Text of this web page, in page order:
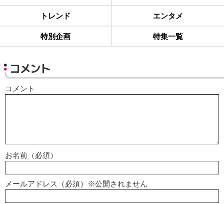
トレンド エンタメ
特別企画 特集一覧
コメント
コメント
お名前（必須）
メールアドレス（必須）※公開されません